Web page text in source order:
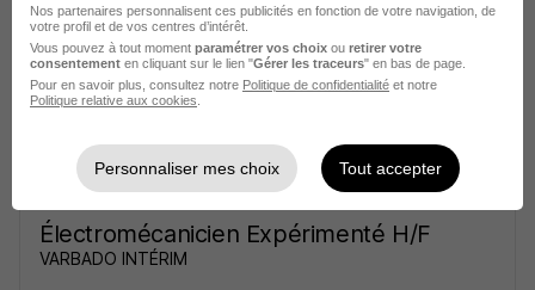
Voir l’offre
il y a 27 jours
Électromécanicien Expérimenté H/F
VARBADO INTÉRIM
Nos partenaires personnalisent ces publicités en fonction de votre navigation, de
votre profil et de vos centres d’intérêt.
Vous pouvez à tout moment paramétrer vos choix ou retirer votre
consentement en cliquant sur le lien "Gérer les traceurs" en bas de page.
Pour en savoir plus, consultez notre Politique de confidentialité et notre
Politique relative aux cookies
Personnaliser mes choix Tout accepter